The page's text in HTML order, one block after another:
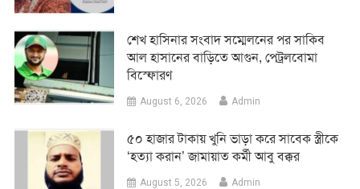
শেখ হাসিনার সংবাদ সম্মেলনের পর সাকিব
আল হাসানের বাড়িতে আগুন, পেট্রলবোমা
বিস্ফোরণ
August 6, 2026 Admin
৫০ হাজার টাকায় খুনি ভাড়া করে সাবেক স্ত্রীকে
‘হত্যা করান’ জামায়াত কর্মী আবু বক্কর
August 5, 2026 Admin